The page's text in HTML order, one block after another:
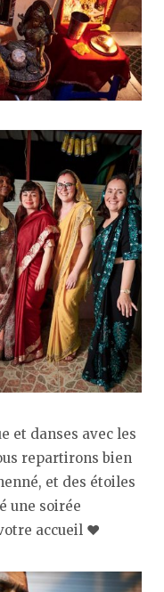
et danses avec les
repartirons bien
et des étoiles
une soirée
accueil ♥︎